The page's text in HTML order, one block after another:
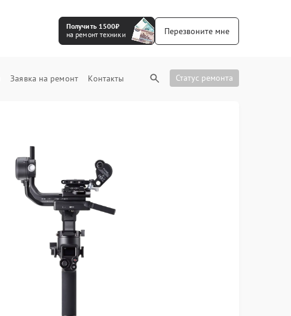
Получить 1500₽
на ремонт техники
Перезвоните мне
Заявка на ремонт Контакты Статус ремонта